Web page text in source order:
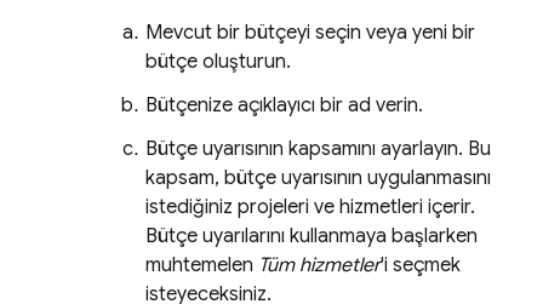
Mevcut bir bütçeyi seçin veya yeni bir
bütçe oluşturun.
Bütçenize açıklayıcı bir ad verin.
Bütçe uyarısının kapsamını ayarlayın. Bu
kapsam, bütçe uyarısının uygulanmasını
istediğiniz projeleri ve hizmetleri içerir.
Bütçe uyarılarını kullanmaya başlarken
muhtemelen Tüm hizmetler'i seçmek
isteyeceksiniz.